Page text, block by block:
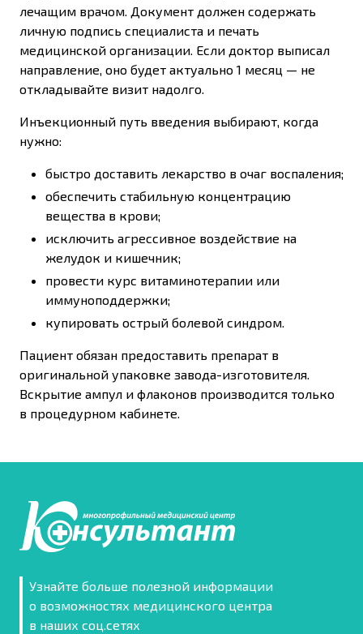
лечащим врачом. Документ должен содержать
личную подпись специалиста и печать
медицинской организации. Если доктор выписал
направление, оно будет актуально 1 месяц — не
откладывайте визит надолго.
Инъекционный путь введения выбирают, когда
нужно:
быстро доставить лекарство в очаг воспаления;
обеспечить стабильную концентрацию
вещества в крови;
исключить агрессивное воздействие на
желудок и кишечник;
провести курс витаминотерапии или
иммуноподдержки;
купировать острый болевой синдром.
Пациент обязан предоставить препарат в
оригинальной упаковке завода-изготовителя.
Вскрытие ампул и флаконов производится только
в процедурном кабинете.
Узнайте больше полезной информации
о возможностях медицинского центра
в наших соц.сетях